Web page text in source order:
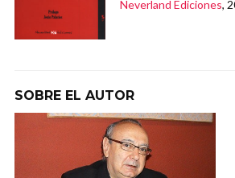
Neverland Ediciones,
SOBRE EL AUTOR